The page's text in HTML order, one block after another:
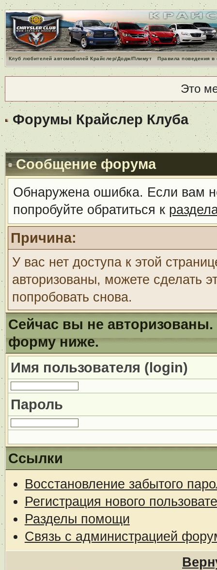
Клуб любителей автомобилей Крайслер/Додж/Плимут Правила поведения
Это
Форумы Крайслер Клуба
Сообщение форума
Обнаружена ошибка. Если вам
попробуйте обратиться к
Причина:
У вас нет доступа к этой
авторизованы, можете сделать
попробовать снова.
Сейчас вы не авторизованы.
форму ниже.
Имя пользователя (login)
Пароль
Ссылки
Восстановление забытого
Регистрация нового
Разделы помощи
Связь с администрацией